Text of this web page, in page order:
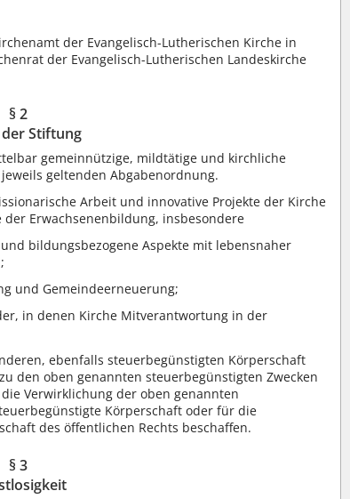
der Evangelisch-Lutherischen Kirche in
der Evangelisch-Lutherischen Landeskirche
§ 2
Stiftung
gemeinnützige, mildtätige und kirchliche
geltenden Abgabenordnung.
Arbeit und innovative Projekte der Kirche
Erwachsenenbildung, insbesondere
bildungsbezogene Aspekte mit lebensnaher
und Gemeindeerneuerung;
in denen Kirche Mitverantwortung in der
ebenfalls steuerbegünstigten Körperschaft
den oben genannten steuerbegünstigten Zwecken
Verwirklichung der oben genannten
Körperschaft oder für die
des öffentlichen Rechts beschaffen.
§ 3